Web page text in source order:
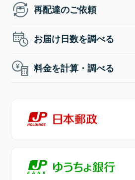
再配達のご依頼
お届け日数を調べる
料金を計算・調べる